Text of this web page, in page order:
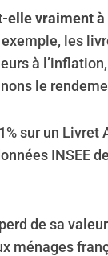
vraiment à
exemple, les
à
le
1% sur un Livret
INSEE
de sa
ménages